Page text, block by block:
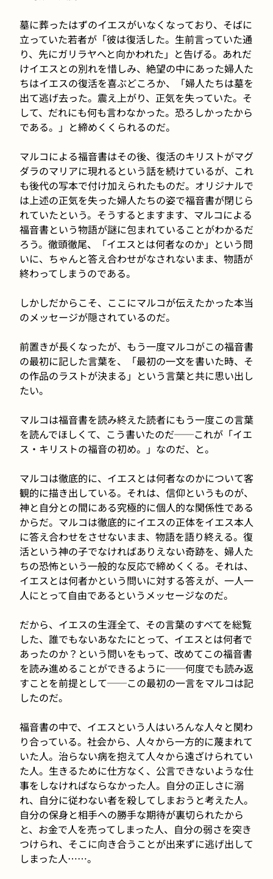
墓に葬ったはずのイエスがいなくなっており、そばに
立っていた若者が「彼は復活した。生前言っていた通
り、先にガリラヤへと向かわれた」と告げる。あれだ
けイエスとの別れを惜しみ、絶望の中にあった婦人た
ちはイエスの復活を喜ぶどころか、「婦人たちは墓を
出て逃げ去った。震え上がり、正気を失っていた。そ
して、だれにも何も言わなかった。恐ろしかったから
である。」と締めくくられるのだ。
マルコによる福音書はその後、復活のキリストがマグ
ダラのマリアに現れるという話を続けているが、これ
も後代の写本で付け加えられたものだ。オリジナルで
は上述の正気を失った婦人たちの姿で福音書が閉じら
れていたという。そうするとますます、マルコによる
福音書という物語が謎に包まれていることがわかるだ
ろう。徹頭徹尾、「イエスとは何者なのか」という問
いに、ちゃんと答え合わせがなされないまま、物語が
終わってしまうのである。
しかしだからこそ、ここにマルコが伝えたかった本当
のメッセージが隠されているのだ。
前置きが長くなったが、もう一度マルコがこの福音書
の最初に記した言葉を、「最初の一文を書いた時、そ
の作品のラストが決まる」という言葉と共に思い出し
たい。
マルコは福音書を読み終えた読者にもう一度この言葉
を読んでほしくて、こう書いたのだ──これが「イエ
ス・キリストの福音の初め。」なのだ、と。
マルコは徹底的に、イエスとは何者なのかについて客
観的に描き出している。それは、信仰というものが、
神と自分との間にある究極的に個人的な関係性である
からだ。マルコは徹底的にイエスの正体をイエス本人
に答え合わせをさせないまま、物語を語り終える。復
活という神の子でなければありえない奇跡を、婦人た
ちの恐怖という一般的な反応で締めくくる。それは、
イエスとは何者かという問いに対する答えが、一人一
人にとって自由であるというメッセージなのだ。
だから、イエスの生涯全て、その言葉のすべてを総覧
した、誰でもないあなたにとって、イエスとは何者で
あったのか？という問いをもって、改めてこの福音書
を読み進めることができるように──何度でも読み返
すことを前提として──この最初の一言をマルコは記
したのだ。
福音書の中で、イエスという人はいろんな人々と関わ
り合っている。社会から、人々から一方的に蔑まれて
いた人。治らない病を抱えて人々から遠ざけられてい
た人。生きるために仕方なく、公言できないような仕
事をしなければならなかった人。自分の正しさに溺
れ、自分に従わない者を殺してしまおうと考えた人。
自分の保身と相手への勝手な期待が裏切られたから
と、お金で人を売ってしまった人、自分の弱さを突き
つけられ、そこに向き合うことが出来ずに逃げ出して
しまった人……。